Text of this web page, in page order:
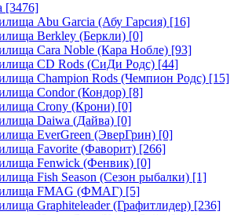
[3476]
Abu Garcia (Абу Гарсия) [16]
Berkley (Беркли) [0]
Cara Noble (Кара Нобле) [93]
CD Rods (СиДи Родс) [44]
Champion Rods (Чемпион Родс) [15]
Condor (Кондор) [8]
Crony (Крони) [0]
Daiwa (Дайва) [0]
EverGreen (ЭверГрин) [0]
Favorite (Фаворит) [266]
Fenwick (Фенвик) [0]
Fish Season (Сезон рыбалки) [1]
FMAG (ФМАГ) [5]
Graphiteleader (Графитлидер) [236]